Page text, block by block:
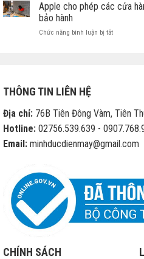
Apple cho phép các cửa
bảo hành
Chức năng bình luận bị tắtở
động
sửa
iPhone
hành
THÔNG TIN LIÊN HỆ
Địa chỉ: 76B Tiên Đông Vàm, Tiên
Hotline: 02756.539.639 -
Email: minhducdienmay@gmail.com
CHÍNH SÁCH